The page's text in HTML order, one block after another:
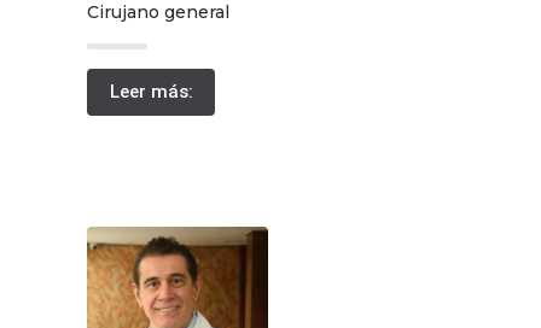
Cirujano general
Leer más: